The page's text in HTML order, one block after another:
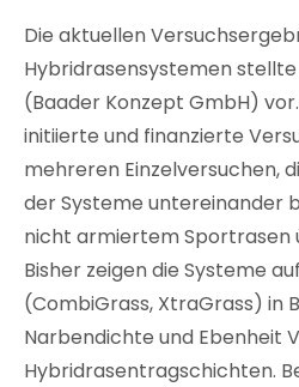
Die aktuellen
Hybridrasensystemen stellte
(Baader Konzept GmbH) vor.
initiierte und finanzierte
mehreren Einzelversuchen,
der Systeme untereinander
nicht armiertem Sportrasen
Bisher zeigen die Systeme
(CombiGrass, XtraGrass) in
Narbendichte und Ebenheit
Hybridrasentragschichten.